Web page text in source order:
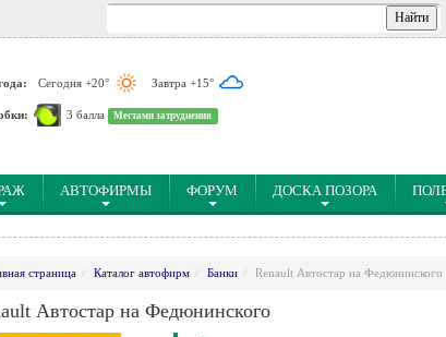
Сегодня +20° Завтра +15°
3 балла Местами затруднения
АВТОФИРМЫ ФОРУМ ДОСКА ПОЗОРА
страница Каталог автофирм Банки Renault Автостар на Федюнинского
Автостар на Федюнинского